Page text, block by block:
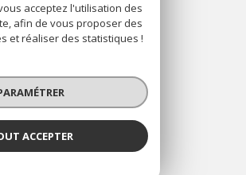
réservés
par
acceptez l'utilisation des
afin de vous proposer des
et réaliser des statistiques !
ACCEPTER